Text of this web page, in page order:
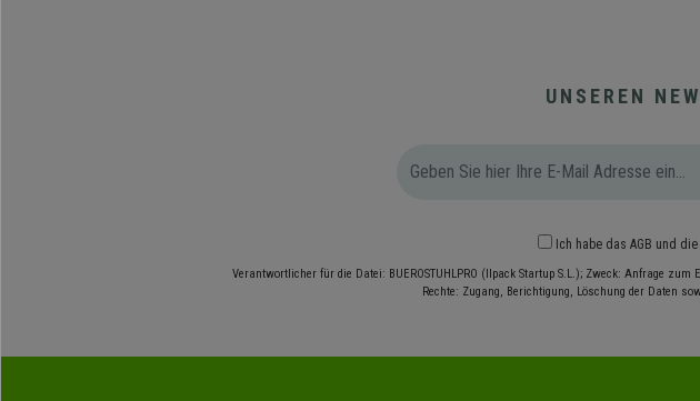
UNSEREN
Ich habe das AGB und die
Verantwortlicher für die Datei: BUEROSTUHLPRO (Ilpack Startup S.L.); Zweck: Anfrage
Rechte: Zugang, Berichtigung, Löschung der Daten